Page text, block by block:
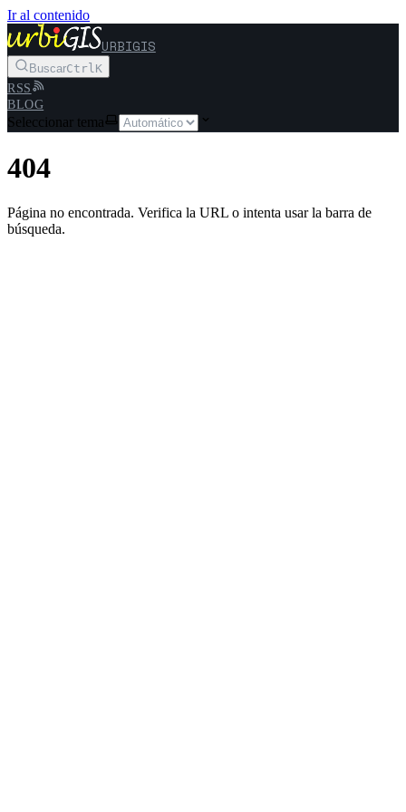
Ir al contenido
URBIGIS
BuscarCtrlK
RSS
BLOG
Seleccionar tema
404
Página no encontrada. Verifica la URL o intenta usar la barra de
búsqueda.